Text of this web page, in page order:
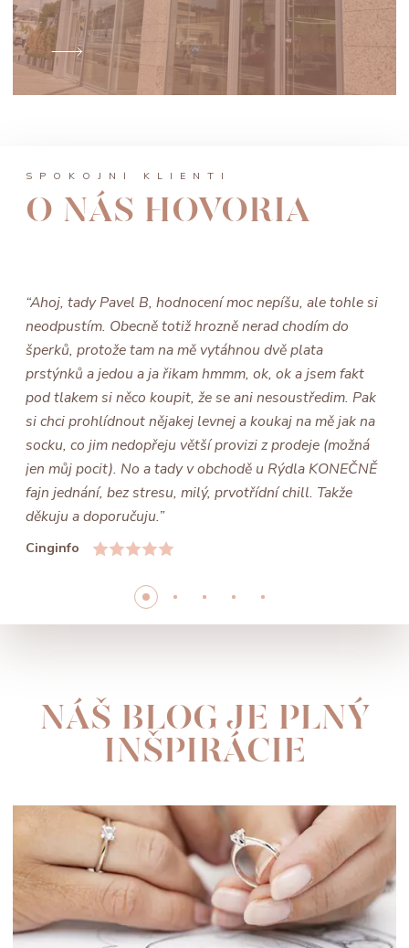
SPOKOJNÍ KLIENTI
O NÁS HOVORIA
“Ahoj, tady Pavel B, hodnocení moc nepíšu, ale tohle si
neodpustím. Obecně totiž hrozně nerad chodím do
šperků, protože tam na mě vytáhnou dvě plata
prstýnků a jedou a ja řikam hmmm, ok, ok a jsem fakt
pod tlakem si něco koupit, že se ani nesoustředim. Pak
si chci prohlídnout nějakej levnej a koukaj na mě jak na
socku, co jim nedopřeju větší provizi z prodeje (možná
jen můj pocit). No a tady v obchodě u Rýdla KONEČNĚ
fajn jednání, bez stresu, milý, prvotřídní chill. Takže
děkuju a doporučuju.”
Cinginfo
NÁŠ BLOG JE PLNÝ
INŠPIRÁCIE